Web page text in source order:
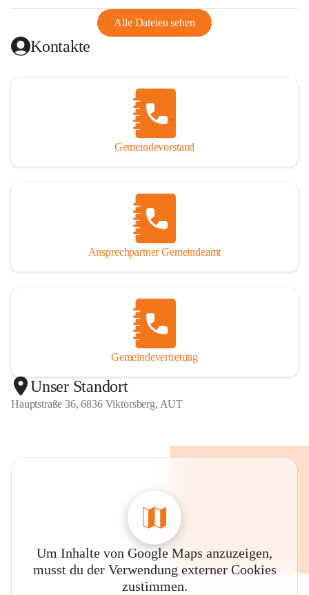
Alle Dateien sehen
Kontakte
Gemeindevorstand
Ansprechpartner Gemeindeamt
Gemeindevertretung
Unser Standort
Hauptstraße 36, 6836 Viktorsberg, AUT
Um Inhalte von Google Maps anzuzeigen,
musst du der Verwendung externer Cookies
zustimmen.